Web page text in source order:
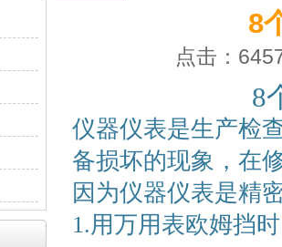
8
点击：
8
仪器仪表是生产检
备损坏的现象，在
因为仪器仪表是精
1.用万用表欧姆挡